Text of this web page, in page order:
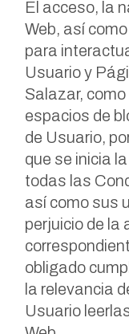
El acceso, la
Web, así
para
Usuario y
Salazar,
espacios de
de Usuario,
que se inicia
todas las
así como sus
perjuicio de la
obligado
la relevancia
Usuario